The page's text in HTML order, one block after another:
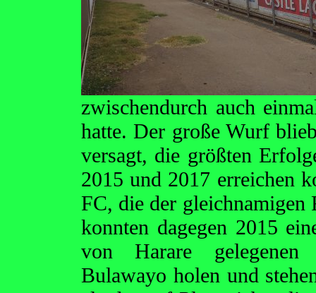
zwischendurch auch
hatte. Der große Wurf
versagt, die größten
2015 und 2017 erreichen
FC, die der gleichnamigen
konnten dagegen 2015
von Harare gelegenen
Bulawayo holen und